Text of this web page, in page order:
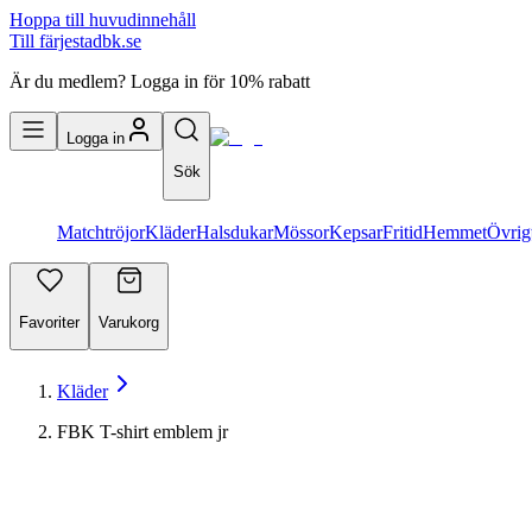
Hoppa till huvudinnehåll
Till färjestadbk.se
Är du medlem? Logga in för 10% rabatt
Logga in
Sök
MatchtröjorKläderHalsdukarMössorKepsarFritidHemmet
Favoriter Varukorg
Kläder
FBK T-shirt emblem jr